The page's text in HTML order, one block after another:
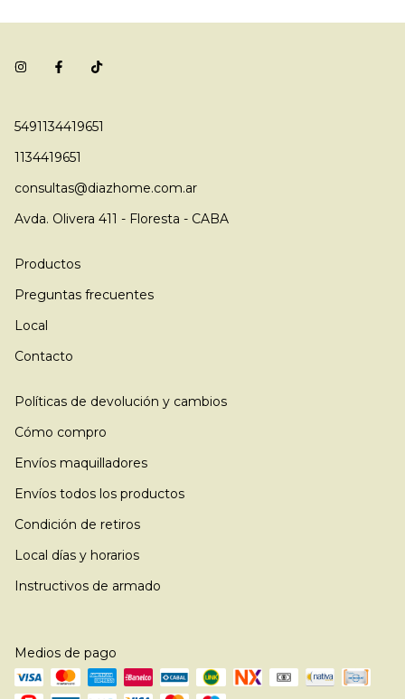
5491134419651
1134419651
consultas@diazhome.com.ar
Avda. Olivera 411 - Floresta - CABA
Productos
Preguntas frecuentes
Local
Contacto
Políticas de devolución y cambios
Cómo compro
Envíos maquilladores
Envíos todos los productos
Condición de retiros
Local días y horarios
Instructivos de armado
Medios de pago